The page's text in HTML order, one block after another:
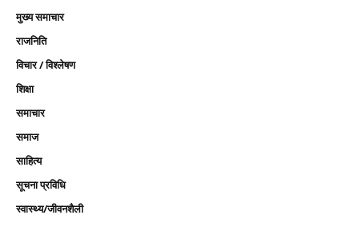
मुख्य समाचार
राजनिति
विचार / विश्लेषण
शिक्षा
समाचार
समाज
साहित्य
सूचना प्रविधि
स्वास्थ्य/जीवनशैली